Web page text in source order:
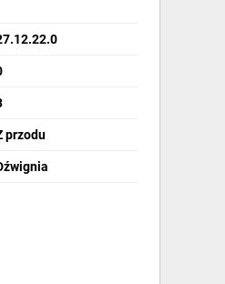
przodu